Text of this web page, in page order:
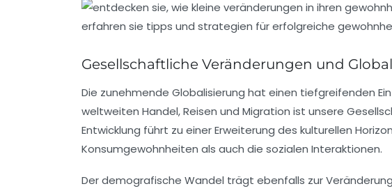
Gesellschaftliche Veränderungen und
Die zunehmende Globalisierung hat einen tiefgreifenden
weltweiten Handel, Reisen und Migration ist unsere
Entwicklung führt zu einer Erweiterung des kulturellen
Konsumgewohnheiten als auch die sozialen Interaktionen.
Der demografische Wandel trägt ebenfalls zur